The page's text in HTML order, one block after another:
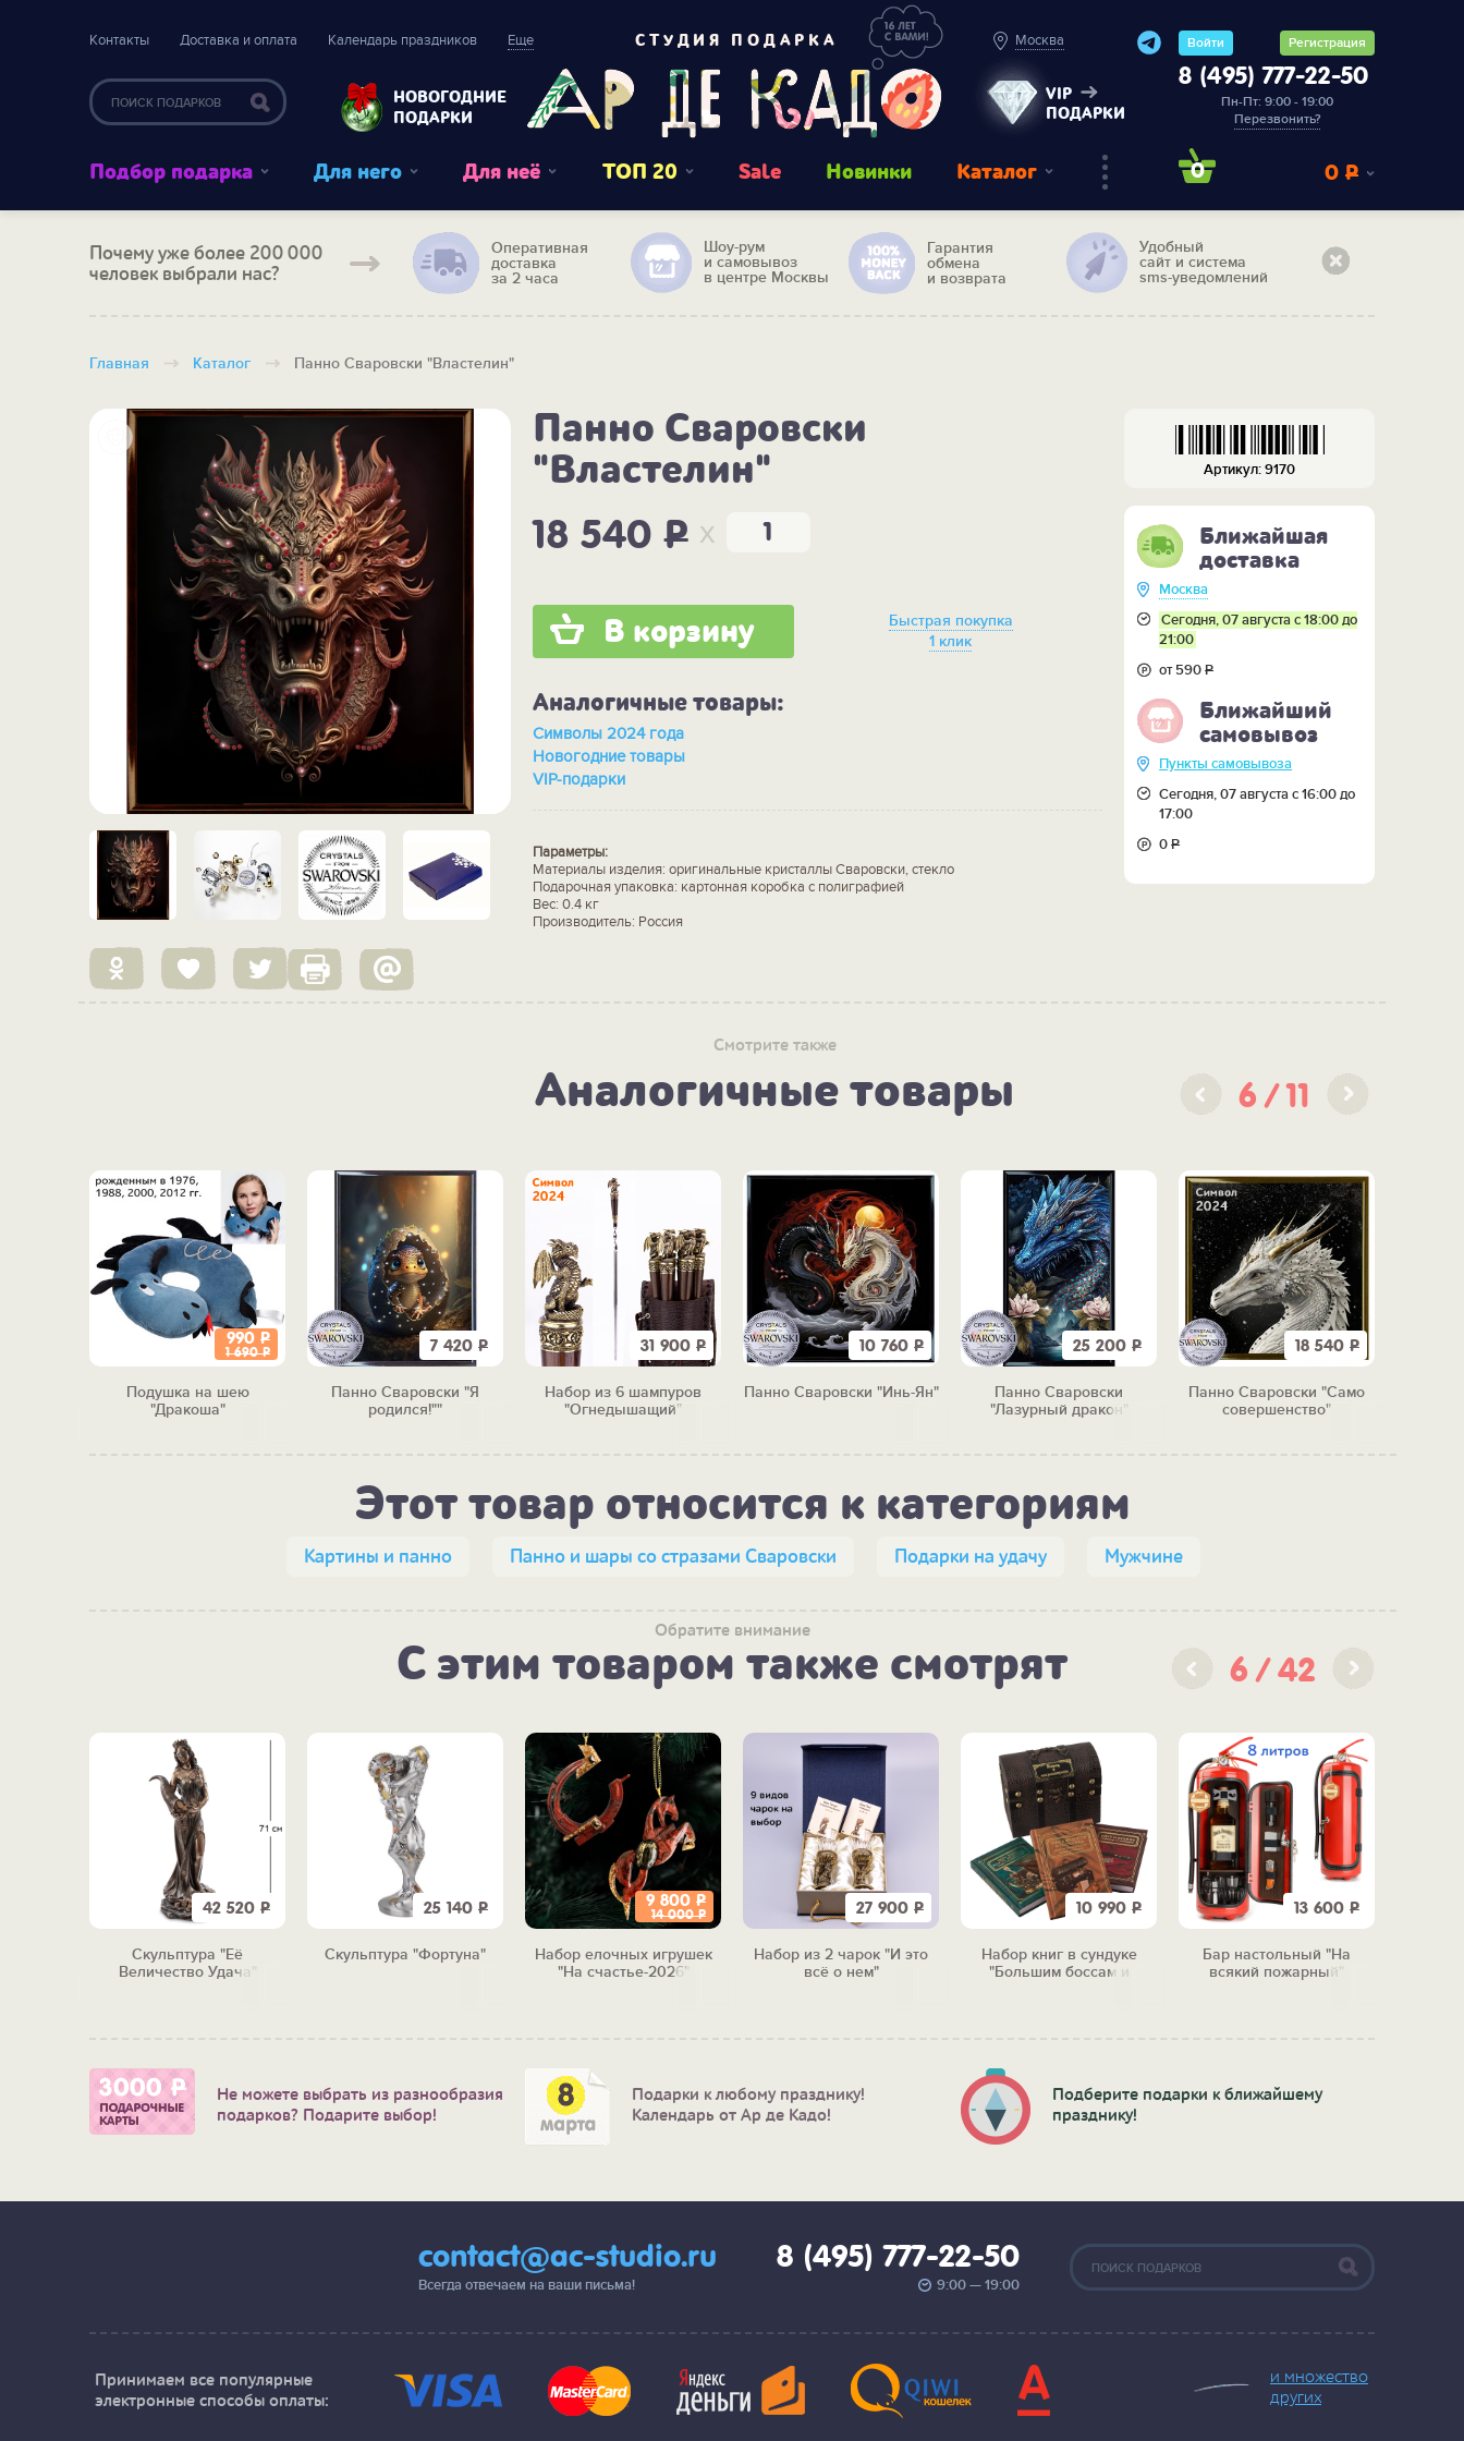
Контакты Доставка и оплата Календарь праздников Еще
НОВОГОДНИЕ
ПОДАРКИ
СТУДИЯ ПОДАРКА Москва
VIP
ПОДАРКИ
Войти Регистрация
8 (495) 777-22-50
Пн-Пт: 9:00 - 19:00
Перезвонить?
Подбор подарка Для него Для неё ТОП 20 Sale Новинки Каталог 0 0 Р
Почему уже более 200 000
человек выбрали нас?
Оперативная
доставка
за 2 часа
Шоу-рум
и самовывоз
в центре Москвы
Гарантия
обмена
и возврата
Удобный
сайт и система
sms-уведомлений
Главная Каталог Панно Сваровски "Властелин"
Панно Сваровски
"Властелин"
18 540P x
В корзину
Быстрая покупка
1 клик
Аналогичные товары:
Символы 2024 года
Новогодние товары
VIP-подарки
Параметры:
Материалы изделия: оригинальные кристаллы Сваровски, стекло
Подарочная упаковка: картонная коробка с полиграфией
Вес: 0.4 кг
Производитель: Россия
Артикул: 9170
Ближайшая
доставка
Москва
Сегодня, 07 августа с 18:00 до
21:00
от 590Р
Ближайший
самовывоз
Пункты самовывоза
Сегодня, 07 августа с 16:00 до
17:00
0Р
Смотрите также
Аналогичные товары 6 11
990 Р
1 690Р
Подушка на шею
"Дракоша"
7 420 Р
Панно Сваровски "Я
родился!""
31 900 Р
Набор из 6 шампуров
"Огнедышащий"
10 760 Р
Панно Сваровски "Инь-Ян"
25 200 Р
Панно Сваровски
"Лазурный дракон"
18 540 Р
Панно Сваровски "Само
совершенство"
Этот товар относится к категориям
Картины и панно Панно и шары со стразами Сваровски Подарки на удачу Мужчине
Обратите внимание
С этим товаром также смотрят 6 42
42 520 Р
Скульптура "Её
Величество Удача"
25 140 Р
Скульптура "Фортуна"
9 800 Р
14 000Р
Набор елочных игрушек
"На счастье-2026"
27 900 Р
Набор из 2 чарок "И это
всё о нем"
10 990 Р
Набор книг в сундуке
"Большим боссам и
13 600 Р
Бар настольный "На
всякий пожарный"
Не можете выбрать из разнообразия
подарков? Подарите выбор!
Подарки к любому празднику!
Календарь от Ар де Кадо!
Подберите подарки к ближайшему
празднику!
contact@ac-studio.ru
Всегда отвечаем на ваши письма!
8 (495) 777-22-50
9:00 — 19:00
Принимаем все популярные
электронные способы оплаты:
и множество
других